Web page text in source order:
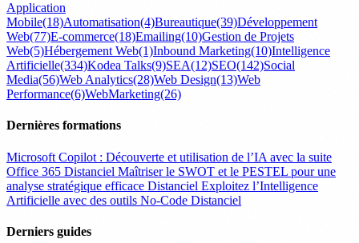
Application
Mobile(18)Automatisation(4)Bureautique(39)Développement
Web(77)E-commerce(18)Emailing(10)Gestion de Projets
Web(5)Hébergement Web(1)Inbound Marketing(10)Intelligence
Artificielle(334)Kodea Talks(9)SEA(12)SEO(142)Social
Media(56)Web Analytics(28)Web Design(13)Web
Performance(6)WebMarketing(26)
Dernières formations
Microsoft Copilot : Découverte et utilisation de l’IA avec la suite
Office 365 Distanciel Maîtriser le SWOT et le PESTEL pour une
analyse stratégique efficace Distanciel Exploitez l’Intelligence
Artificielle avec des outils No-Code Distanciel
Derniers guides